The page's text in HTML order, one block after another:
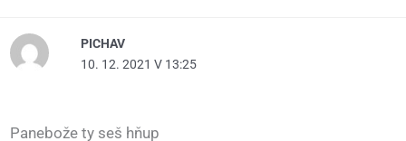
PICHAV
10. 12. 2021 V 13:25
Panebože ty seš hňup